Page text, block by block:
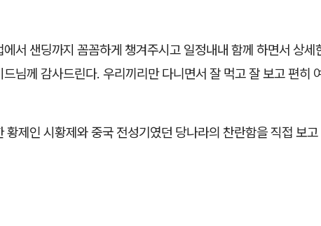
서 샌딩까지 꼼꼼하게 챙겨주시고 일정내내 함께 하면서 상세
님께 감사드린다. 우리끼리만 다니면서 잘 먹고 잘 보고 편히
황제인 시황제와 중국 전성기였던 당나라의 찬란함을 직접 보고